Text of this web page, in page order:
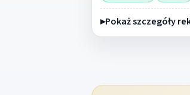
Pokaż szczegóły